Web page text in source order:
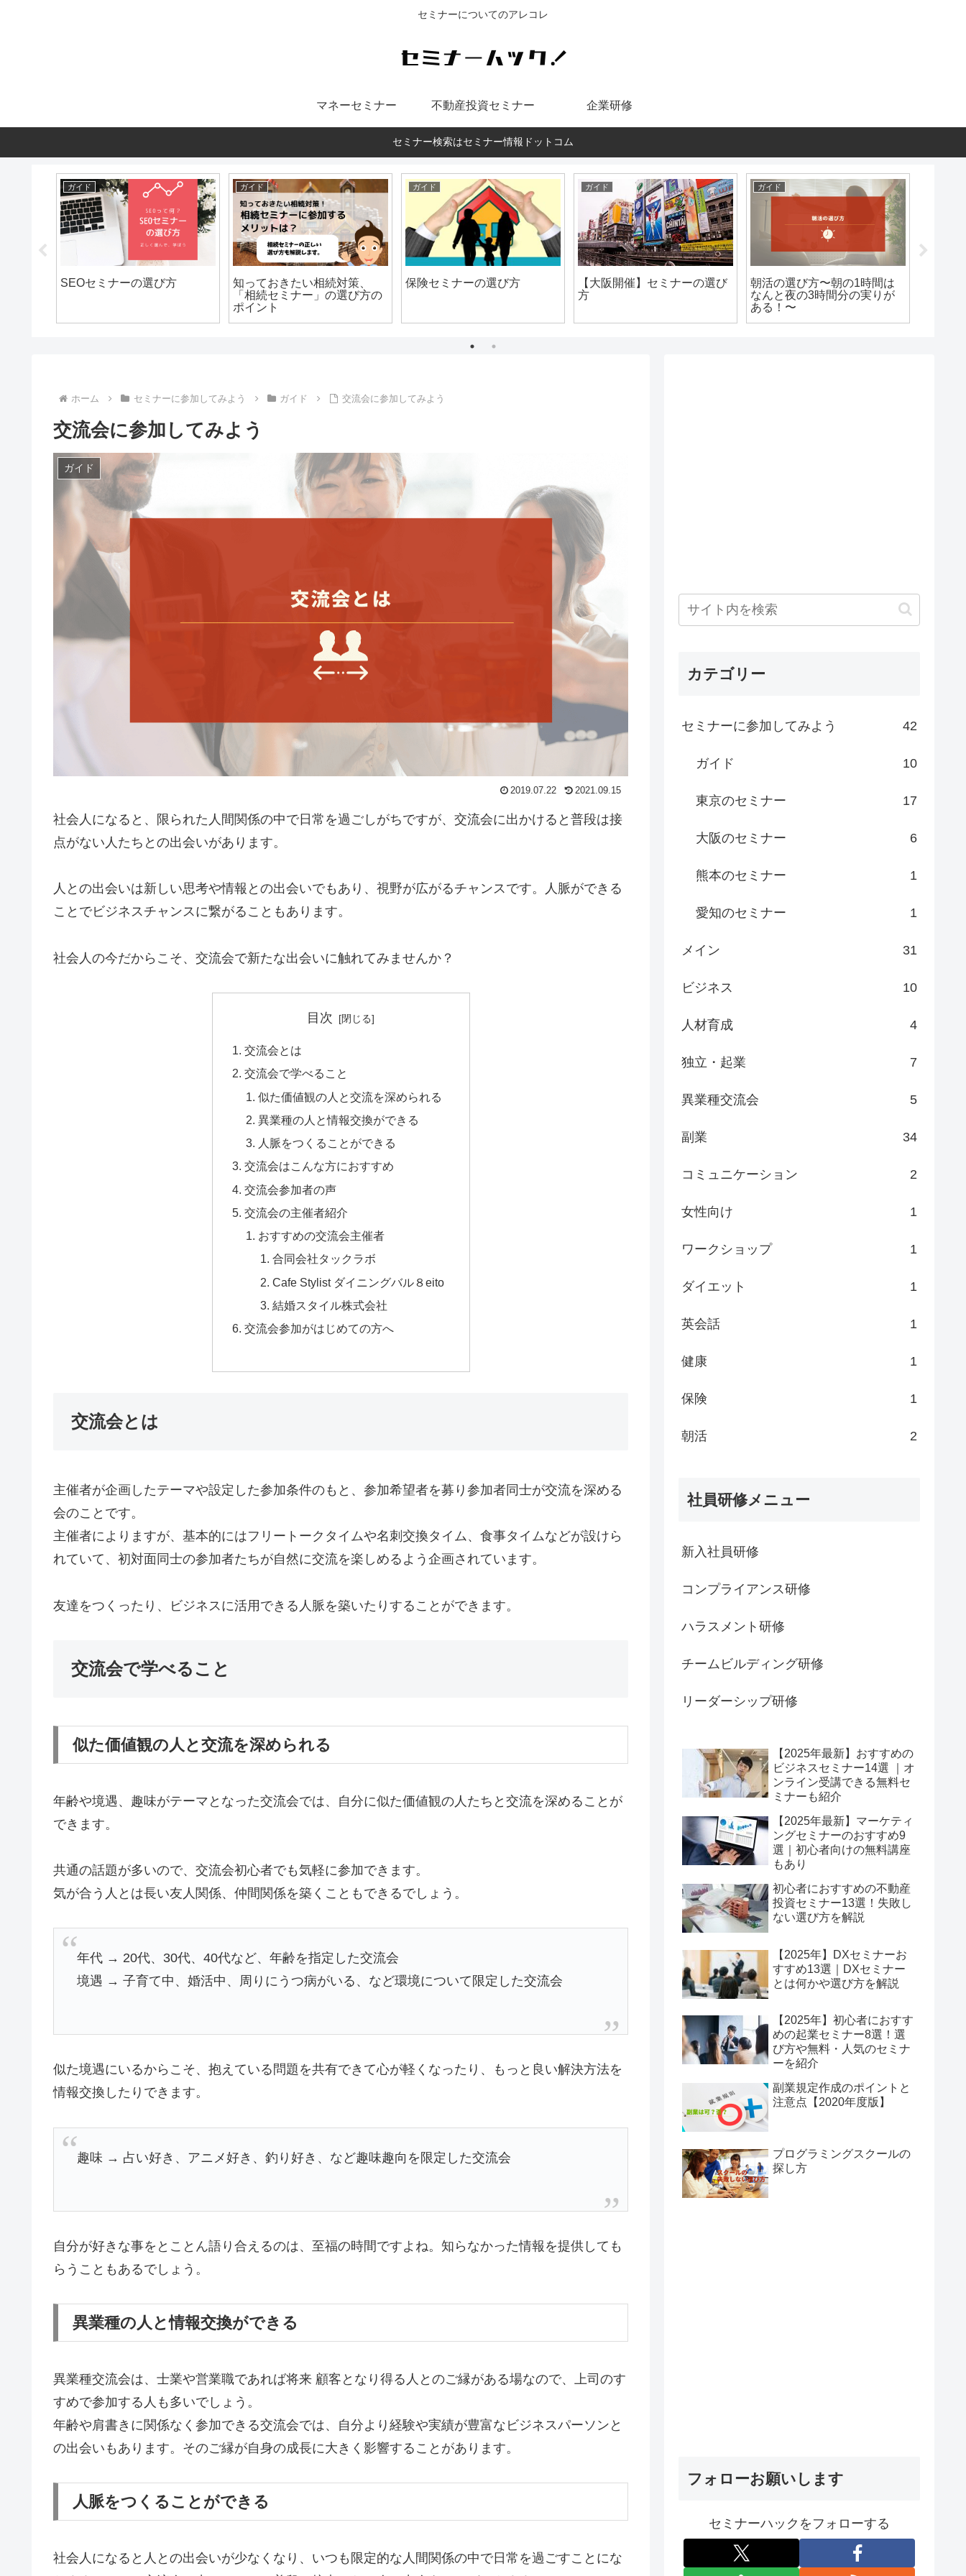
セミナーについてのアレコレ
マネーセミナー 不動産投資セミナー 企業研修
セミナー検索はセミナー情報ドットコム
ガイド
SEOセミナーの選び方
ガイド
知っておきたい相続対策、
「相続セミナー」の選び方の
ポイント
ガイド
保険セミナーの選び方
ガイド
【大阪開催】セミナーの選び
方
ガイド
朝活の選び方〜朝の1時間は
なんと夜の3時間分の実りが
ある！〜
ホーム セミナーに参加してみよう ガイド 交流会に参加してみよう
交流会に参加してみよう
ガイド
2019.07.22 2021.09.15
社会人になると、限られた人間関係の中で日常を過ごしがちですが、交流会に出かけると普段は接
点がない人たちとの出会いがあります。
人との出会いは新しい思考や情報との出会いでもあり、視野が広がるチャンスです。人脈ができる
ことでビジネスチャンスに繋がることもあります。
社会人の今だからこそ、交流会で新たな出会いに触れてみませんか？
目次
交流会とは
交流会で学べること
似た価値観の人と交流を深められる
異業種の人と情報交換ができる
人脈をつくることができる
交流会はこんな方におすすめ
交流会参加者の声
交流会の主催者紹介
おすすめの交流会主催者
合同会社タックラボ
Cafe Stylist ダイニングバル８eito
結婚スタイル株式会社
交流会参加がはじめての方へ
交流会とは
主催者が企画したテーマや設定した参加条件のもと、参加希望者を募り参加者同士が交流を深める
会のことです。
主催者によりますが、基本的にはフリートークタイムや名刺交換タイム、食事タイムなどが設けら
れていて、初対面同士の参加者たちが自然に交流を楽しめるよう企画されています。
友達をつくったり、ビジネスに活用できる人脈を築いたりすることができます。
交流会で学べること
似た価値観の人と交流を深められる
年齢や境遇、趣味がテーマとなった交流会では、自分に似た価値観の人たちと交流を深めることが
できます。
共通の話題が多いので、交流会初心者でも気軽に参加できます。
気が合う人とは長い友人関係、仲間関係を築くこともできるでしょう。
年代 → 20代、30代、40代など、年齢を指定した交流会
境遇 → 子育て中、婚活中、周りにうつ病がいる、など環境について限定した交流会
似た境遇にいるからこそ、抱えている問題を共有できて心が軽くなったり、もっと良い解決方法を
情報交換したりできます。
趣味 → 占い好き、アニメ好き、釣り好き、など趣味趣向を限定した交流会
自分が好きな事をとことん語り合えるのは、至福の時間ですよね。知らなかった情報を提供しても
らうこともあるでしょう。
異業種の人と情報交換ができる
異業種交流会は、士業や営業職であれば将来 顧客となり得る人とのご縁がある場なので、上司のす
すめで参加する人も多いでしょう。
年齢や肩書きに関係なく参加できる交流会では、自分より経験や実績が豊富なビジネスパーソンと
の出会いもあります。そのご縁が自身の成長に大きく影響することがあります。
人脈をつくることができる
社会人になると人との出会いが少なくなり、いつも限定的な人間関係の中で日常を過ごすことにな
カテゴリー
セミナーに参加してみよう 42
ガイド 10
東京のセミナー 17
大阪のセミナー 6
熊本のセミナー 1
愛知のセミナー 1
メイン 31
ビジネス 10
人材育成 4
独立・起業 7
異業種交流会 5
副業 34
コミュニケーション 2
女性向け 1
ワークショップ 1
ダイエット 1
英会話 1
健康 1
保険 1
朝活 2
社員研修メニュー
新入社員研修
コンプライアンス研修
ハラスメント研修
チームビルディング研修
リーダーシップ研修
【2025年最新】おすすめの
ビジネスセミナー14選 ｜オ
ンライン受講できる無料セ
ミナーも紹介
【2025年最新】マーケティ
ングセミナーのおすすめ9
選｜初心者向けの無料講座
もあり
初心者におすすめの不動産
投資セミナー13選！失敗し
ない選び方を解説
【2025年】DXセミナーお
すすめ13選｜DXセミナー
とは何かや選び方を解説
【2025年】初心者におすす
めの起業セミナー8選！選
び方や無料・人気のセミナ
ーを紹介
副業規定作成のポイントと
注意点【2020年度版】
プログラミングスクールの
探し方
フォローお願いします
セミナーハックをフォローする